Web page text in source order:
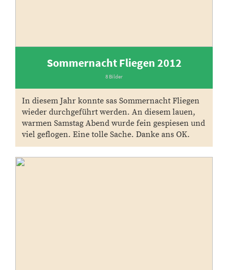
Sommernacht Fliegen 2012
8 Bilder
In diesem Jahr konnte sas Sommernacht Fliegen
wieder durchgeführt werden. An diesem lauen,
warmen Samstag Abend wurde fein gespiesen und
viel geflogen. Eine tolle Sache. Danke ans OK.